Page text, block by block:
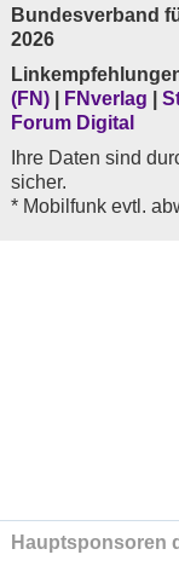
Bundesverband
2026
(FN)
FNverlag
Forum Digital
Ihre Daten sind
sicher.
* Mobilfunk evtl.
Hauptsponsoren